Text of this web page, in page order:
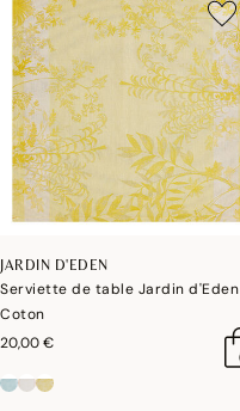
JARDIN D'EDEN
Serviette de table Jardin d'Eden
Coton
20,00 €